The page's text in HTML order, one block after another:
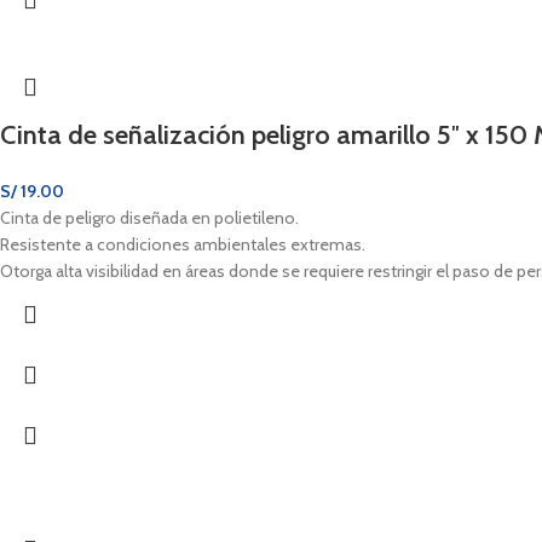
Cinta de señalización peligro amarillo 5″ x 150
S/19.00
Cinta de peligro diseñada en polietileno.
Resistente a condiciones ambientales extremas.
Otorga alta visibilidad en áreas donde se requiere restringir el paso de